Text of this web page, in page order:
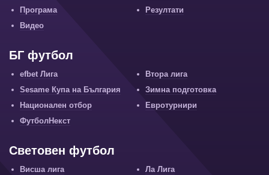
Програма
Резултати
Видео
БГ футбол
efbet Лига
Втора лига
Sesame Купа на България
Зимна подготовка
Национален отбор
Евротурнири
ФутболНекст
Световен футбол
Висша лига
Ла Лига